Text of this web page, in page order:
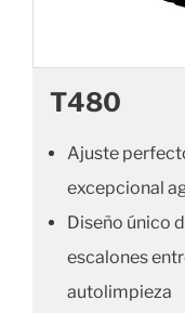
T480
Ajuste
excepcional
Diseño único
escalones
autolimpieza